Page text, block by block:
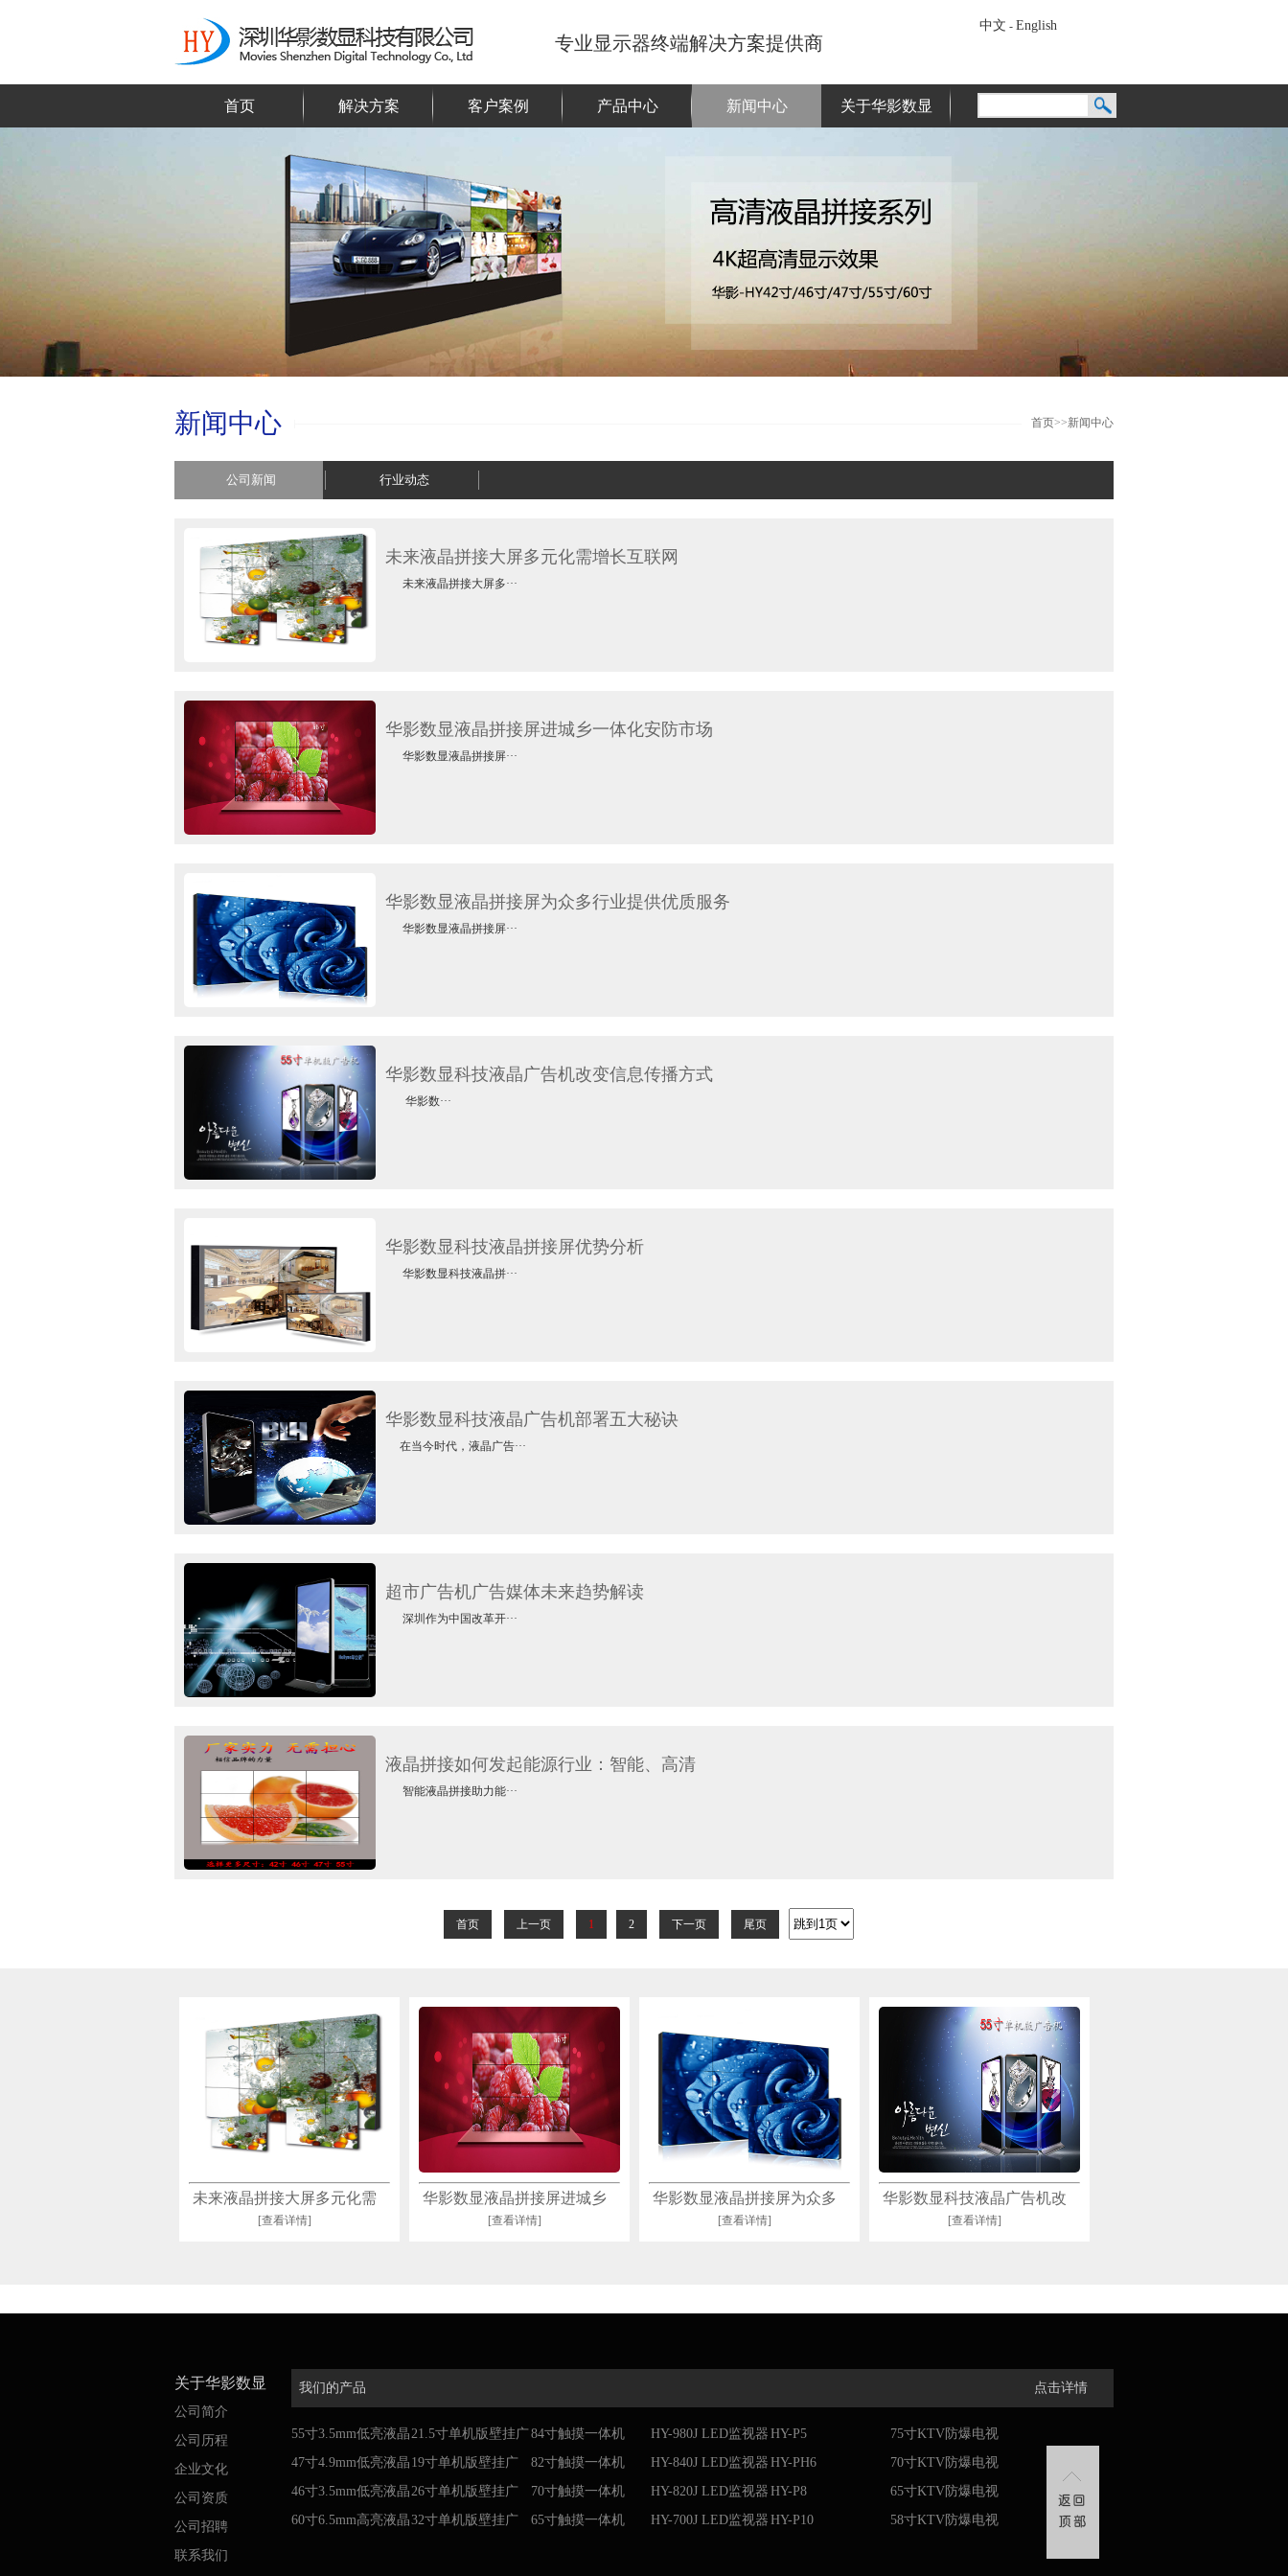
专业显示器终端解决方案提供商
中文 - English
首页 解决方案 客户案例 产品中心 新闻中心 关于华影数显
新闻中心 首页>>新闻中心
公司新闻 行业动态
未来液晶拼接大屏多元化需增长互联网
未来液晶拼接大屏多···
华影数显液晶拼接屏进城乡一体化安防市场
华影数显液晶拼接屏···
华影数显液晶拼接屏为众多行业提供优质服务
华影数显液晶拼接屏···
华影数显科技液晶广告机改变信息传播方式
华影数···
华影数显科技液晶拼接屏优势分析
华影数显科技液晶拼···
华影数显科技液晶广告机部署五大秘诀
在当今时代，液晶广告···
超市广告机广告媒体未来趋势解读
深圳作为中国改革开···
液晶拼接如何发起能源行业：智能、高清
智能液晶拼接助力能···
首页 上一页 1 2 下一页 尾页
未来液晶拼接大屏多元化需
增长互联网
[查看详情]
华影数显液晶拼接屏进城乡
一体化安防市场
[查看详情]
华影数显液晶拼接屏为众多
行业提供优质服务
[查看详情]
华影数显科技液晶广告机改
变信息传播方式
[查看详情]
关于华影数显
公司简介
公司历程
企业文化
公司资质
公司招聘
联系我们
我们的产品 点击详情
55寸3.5mm低亮液晶
拼接屏
47寸4.9mm低亮液晶
拼接屏
46寸3.5mm低亮液晶
拼接屏
60寸6.5mm高亮液晶
21.5寸单机版壁挂广
告机
19寸单机版壁挂广
告机
26寸单机版壁挂广
告机
32寸单机版壁挂广
84寸触摸一体机
82寸触摸一体机
70寸触摸一体机
65寸触摸一体机
HY-980J LED监视器
HY-840J LED监视器
HY-820J LED监视器
HY-700J LED监视器
HY-P5
HY-PH6
HY-P8
HY-P10
75寸KTV防爆电视
70寸KTV防爆电视
65寸KTV防爆电视
58寸KTV防爆电视